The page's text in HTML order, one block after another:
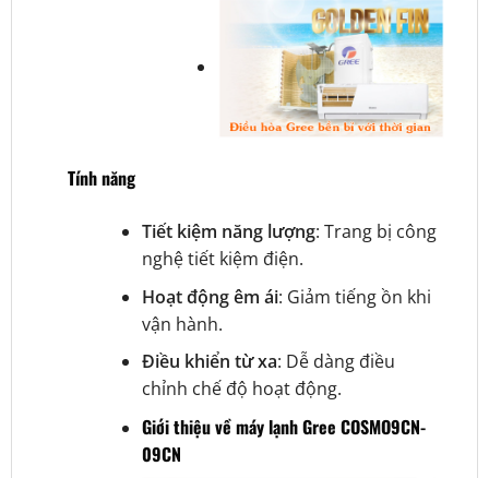
Tính năng
Tiết kiệm năng lượng: Trang bị công
nghệ tiết kiệm điện.
Hoạt động êm ái: Giảm tiếng ồn khi
vận hành.
Điều khiển từ xa: Dễ dàng điều
chỉnh chế độ hoạt động.
Giới thiệu về máy lạnh Gree COSMO9CN-
09CN